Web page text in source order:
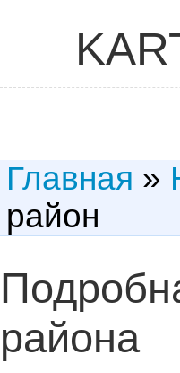
Главная »
район
района